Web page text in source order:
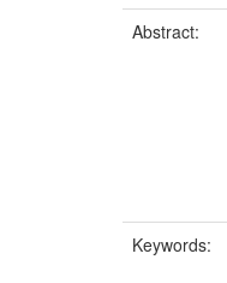
Abstract:
Keywords: